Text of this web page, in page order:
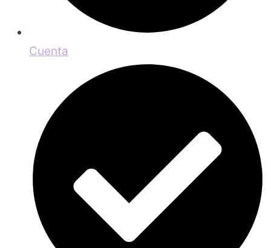
Cuenta